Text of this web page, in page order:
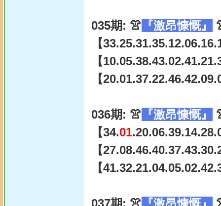
035期: 👚 『激昂慷慨』
【
【
【
036期: 👚 『激昂慷慨』
【34.01
【
【